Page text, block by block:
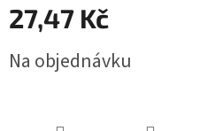
27,47 Kč
cena:
Na objednávku